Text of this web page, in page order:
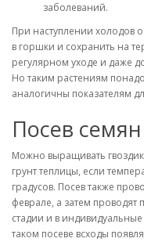
заболеваний.
При наступлении холодов
в горшки и сохранить на
регулярном уходе и даже
Но таким растениям
аналогичны показателям
Посев
Можно выращивать
грунт теплицы, если
градусов. Посев также
феврале, а затем
стадии и в
таком посеве всходы